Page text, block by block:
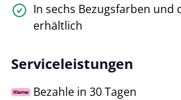
In sechs Bezugsfarben und
erhältlich
Serviceleistungen
Bezahle in 30 Tagen